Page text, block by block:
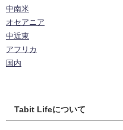
中南米
オセアニア
中近東
アフリカ
国内
Tabit Lifeについて